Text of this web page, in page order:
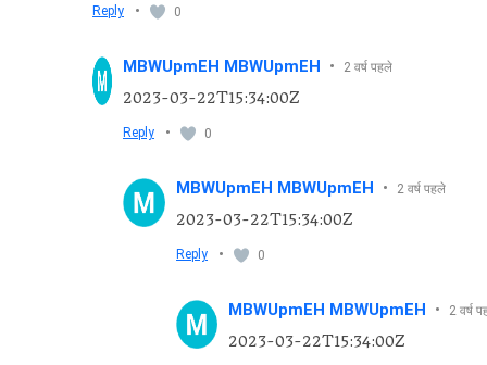
Reply • 0
MBWUpmEH MBWUpmEH • 2 वर्ष पहले
2023-03-22T15:34:00Z
Reply • 0
MBWUpmEH MBWUpmEH • 2 वर्ष पहले
2023-03-22T15:34:00Z
Reply • 0
MBWUpmEH MBWUpmEH • 2 वर्ष
2023-03-22T15:34:00Z